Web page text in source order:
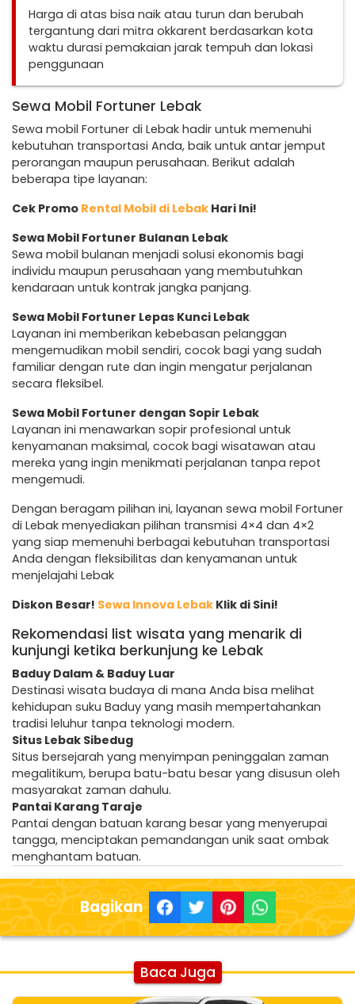
Harga di atas bisa naik atau turun dan berubah
tergantung dari mitra okkarent berdasarkan kota
waktu durasi pemakaian jarak tempuh dan lokasi
penggunaan
Sewa Mobil Fortuner Lebak
Sewa mobil Fortuner di Lebak hadir untuk memenuhi
kebutuhan transportasi Anda, baik untuk antar jemput
perorangan maupun perusahaan. Berikut adalah
beberapa tipe layanan:
Cek Promo Rental Mobil di Lebak Hari Ini!
Sewa Mobil Fortuner Bulanan Lebak
Sewa mobil bulanan menjadi solusi ekonomis bagi
individu maupun perusahaan yang membutuhkan
kendaraan untuk kontrak jangka panjang.
Sewa Mobil Fortuner Lepas Kunci Lebak
Layanan ini memberikan kebebasan pelanggan
mengemudikan mobil sendiri, cocok bagi yang sudah
familiar dengan rute dan ingin mengatur perjalanan
secara fleksibel.
Sewa Mobil Fortuner dengan Sopir Lebak
Layanan ini menawarkan sopir profesional untuk
kenyamanan maksimal, cocok bagi wisatawan atau
mereka yang ingin menikmati perjalanan tanpa repot
mengemudi.
Dengan beragam pilihan ini, layanan sewa mobil Fortuner
di Lebak menyediakan pilihan transmisi 4×4 dan 4×2
yang siap memenuhi berbagai kebutuhan transportasi
Anda dengan fleksibilitas dan kenyamanan untuk
menjelajahi Lebak
Diskon Besar! Sewa Innova Lebak Klik di Sini!
Rekomendasi list wisata yang menarik di
kunjungi ketika berkunjung ke Lebak
Baduy Dalam & Baduy Luar
Destinasi wisata budaya di mana Anda bisa melihat
kehidupan suku Baduy yang masih mempertahankan
tradisi leluhur tanpa teknologi modern.
Situs Lebak Sibedug
Situs bersejarah yang menyimpan peninggalan zaman
megalitikum, berupa batu-batu besar yang disusun oleh
masyarakat zaman dahulu.
Pantai Karang Taraje
Pantai dengan batuan karang besar yang menyerupai
tangga, menciptakan pemandangan unik saat ombak
menghantam batuan.
Bagikan
Baca Juga